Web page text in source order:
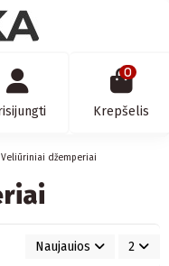
0
Krepšelis
Veliūriniai džemperiai
Naujauios 2